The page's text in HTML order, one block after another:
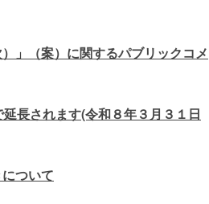
」（案）に関するパブリックコメ
長されます(令和８年３月３１日
ついて